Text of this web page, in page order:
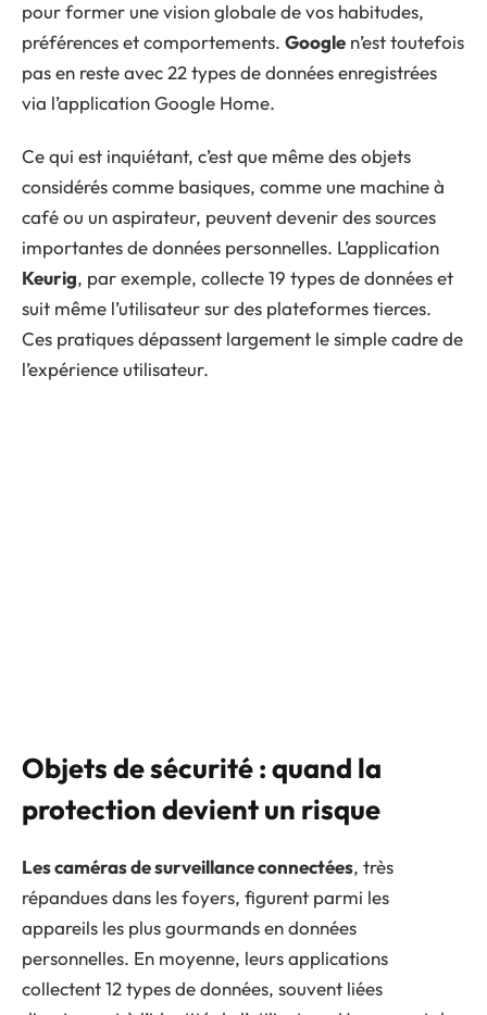
pour former une vision globale de vos habitudes,
préférences et comportements. Google n’est toutefois
pas en reste avec 22 types de données enregistrées
via l’application Google Home.
Ce qui est inquiétant, c’est que même des objets
considérés comme basiques, comme une machine à
café ou un aspirateur, peuvent devenir des sources
importantes de données personnelles. L’application
Keurig, par exemple, collecte 19 types de données et
suit même l’utilisateur sur des plateformes tierces.
Ces pratiques dépassent largement le simple cadre de
l’expérience utilisateur.
Objets de sécurité : quand la
protection devient un risque
Les caméras de surveillance connectées, très
répandues dans les foyers, figurent parmi les
appareils les plus gourmands en données
personnelles. En moyenne, leurs applications
collectent 12 types de données, souvent liées